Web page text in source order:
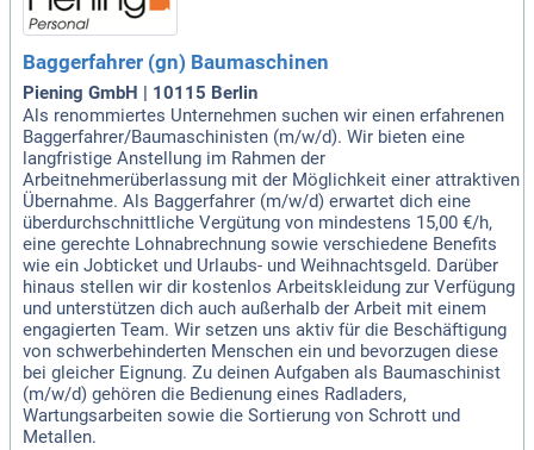
Baggerfahrer (gn) Baumaschinen
Piening GmbH | 10115 Berlin
Als renommiertes Unternehmen suchen wir einen erfahrenen
Baggerfahrer/Baumaschinisten (m/w/d). Wir bieten eine
langfristige Anstellung im Rahmen der
Arbeitnehmerüberlassung mit der Möglichkeit einer attraktiven
Übernahme. Als Baggerfahrer (m/w/d) erwartet dich eine
überdurchschnittliche Vergütung von mindestens 15,00 €/h,
eine gerechte Lohnabrechnung sowie verschiedene Benefits
wie ein Jobticket und Urlaubs- und Weihnachtsgeld. Darüber
hinaus stellen wir dir kostenlos Arbeitskleidung zur Verfügung
und unterstützen dich auch außerhalb der Arbeit mit einem
engagierten Team. Wir setzen uns aktiv für die Beschäftigung
von schwerbehinderten Menschen ein und bevorzugen diese
bei gleicher Eignung. Zu deinen Aufgaben als Baumaschinist
(m/w/d) gehören die Bedienung eines Radladers,
Wartungsarbeiten sowie die Sortierung von Schrott und
Metallen.